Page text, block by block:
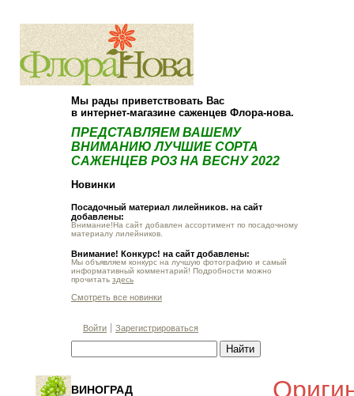
Мы рады приветствовать Вас
в интернет-магазине саженцев Флора-нова.
ПРЕДСТАВЛЯЕМ ВАШЕМУ
ВНИМАНИЮ ЛУЧШИЕ СОРТА
САЖЕНЦЕВ РОЗ НА ВЕСНУ 2022
Новинки
Посадочный материал лилейников. на сайт
добавлены:
Внимание!На сайт добавлен ассортимент по посадочному
материалу лилейников.
Внимание! Конкурс! на сайт добавлены:
Мы объявляем конкурс на лучшую фотографию и самый
информативный комментарий! Подробности можно
прочитать здесь
Смотреть все новинки
Войти Зарегистрироваться
ВИНОГРАД